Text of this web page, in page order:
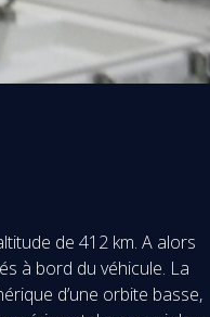
de 412 km. A alors
à bord du véhicule. La
d’une orbite basse,